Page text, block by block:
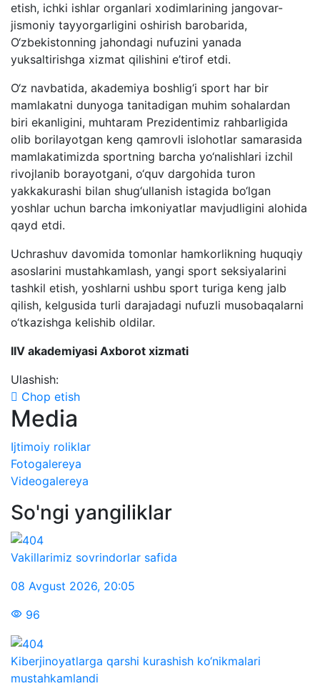
etish, ichki ishlar organlari xodimlarining jangovar-
jismoniy tayyorgarligini oshirish barobarida,
O‘zbekistonning jahondagi nufuzini yanada
yuksaltirishga xizmat qilishini e’tirof etdi.
O‘z navbatida, akademiya boshlig‘i sport har bir
mamlakatni dunyoga tanitadigan muhim sohalardan
biri ekanligini, muhtaram Prezidentimiz rahbarligida
olib borilayotgan keng qamrovli islohotlar samarasida
mamlakatimizda sportning barcha yo‘nalishlari izchil
rivojlanib borayotgani, o‘quv dargohida turon
yakkakurashi bilan shug‘ullanish istagida bo‘lgan
yoshlar uchun barcha imkoniyatlar mavjudligini alohida
qayd etdi.
Uchrashuv davomida tomonlar hamkorlikning huquqiy
asoslarini mustahkamlash, yangi sport seksiyalarini
tashkil etish, yoshlarni ushbu sport turiga keng jalb
qilish, kelgusida turli darajadagi nufuzli musobaqalarni
o‘tkazishga kelishib oldilar.
IIV akademiyasi Axborot xizmati
Ulashish:
Chop etish
Media
Ijtimoiy roliklar
Fotogalereya
Videogalereya
So'ngi yangiliklar
Vakillarimiz sovrindorlar safida
08 Avgust 2026, 20:05
96
Kiberjinoyatlarga qarshi kurashish ko‘nikmalari
mustahkamlandi